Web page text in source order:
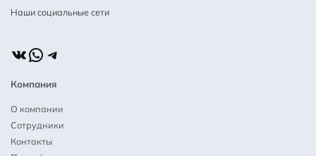
Наши социальные сети
ВКонтакте
WhatsApp
Telegram
Компания
О компании
Сотрудники
Контакты